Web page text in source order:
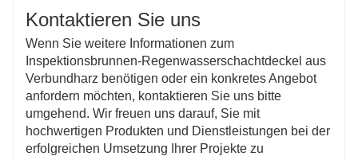
Kontaktieren Sie uns
Wenn Sie weitere Informationen zum
Inspektionsbrunnen-Regenwasserschachtdeckel aus
Verbundharz benötigen oder ein konkretes Angebot
anfordern möchten, kontaktieren Sie uns bitte
umgehend. Wir freuen uns darauf, Sie mit
hochwertigen Produkten und Dienstleistungen bei der
erfolgreichen Umsetzung Ihrer Projekte zu